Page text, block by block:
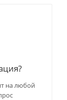
на любой